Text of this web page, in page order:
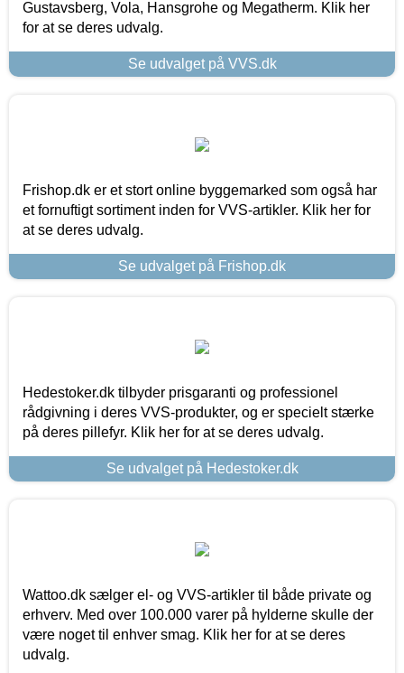
Gustavsberg, Vola, Hansgrohe og Megatherm. Klik her
for at se deres udvalg.
Se udvalget på VVS.dk
Frishop.dk er et stort online byggemarked som også har
et fornuftigt sortiment inden for VVS-artikler. Klik her for
at se deres udvalg.
Se udvalget på Frishop.dk
Hedestoker.dk tilbyder prisgaranti og professionel
rådgivning i deres VVS-produkter, og er specielt stærke
på deres pillefyr. Klik her for at se deres udvalg.
Se udvalget på Hedestoker.dk
Wattoo.dk sælger el- og VVS-artikler til både private og
erhverv. Med over 100.000 varer på hylderne skulle der
være noget til enhver smag. Klik her for at se deres
udvalg.